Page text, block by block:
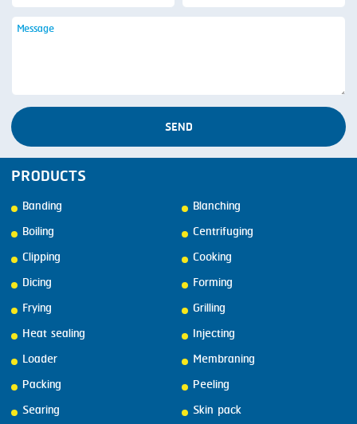
SEND
PRODUCTS
Banding
Blanching
Boiling
Centrifuging
Clipping
Cooking
Dicing
Forming
Frying
Grilling
Heat sealing
Injecting
Loader
Membraning
Packing
Peeling
Searing
Skin pack